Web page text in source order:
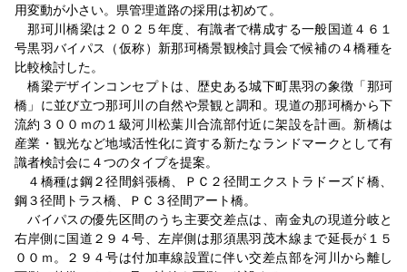
用変動が小さい。県管理道路の採用は初めて。
那珂川橋梁は２０２５年度、有識者で構成する一般国道４６１
号黒羽バイパス（仮称）新那珂橋景観検討員会で候補の４橋種を
比較検討した。
橋梁デザインコンセプトは、歴史ある城下町黒羽の象徴「那珂
橋」に並び立つ那珂川の自然や景観と調和。現道の那珂橋から下
流約３００ｍの１級河川松葉川合流部付近に架設を計画。新橋は
産業・観光など地域活性化に資する新たなランドマークとして有
識者検討会に４つのタイプを提案。
４橋種は鋼２径間斜張橋、ＰＣ２径間エクストラドーズド橋、
鋼３径間トラス橋、ＰＣ３径間アート橋。
バイパスの優先区間のうち主要交差点は、南金丸の現道分岐と
右岸側に国道２９４号、左岸側は那須黒羽茂木線まで延長が１５
００ｍ。２９４号は付加車線設置に伴い交差点部を河川から離し